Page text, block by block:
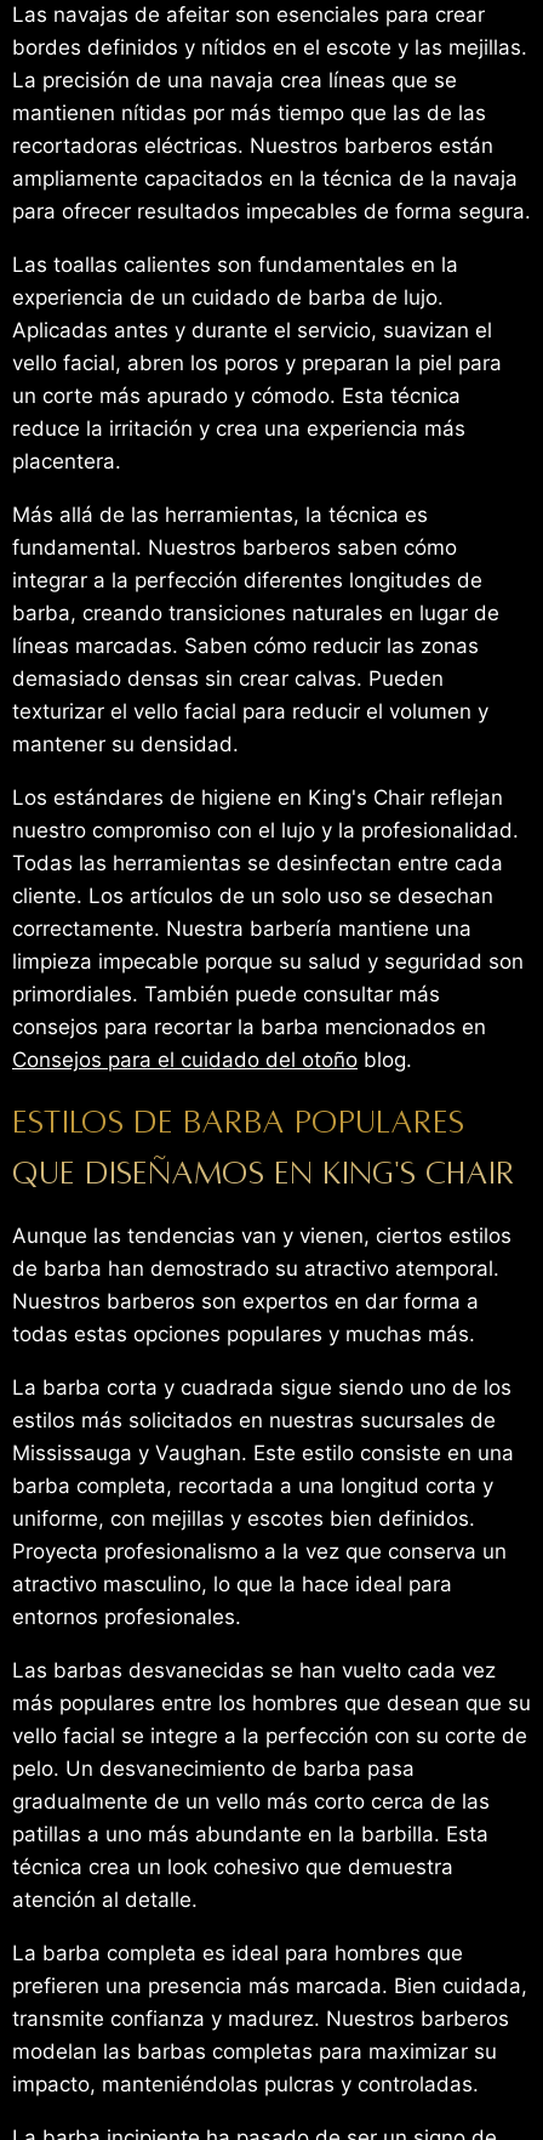
Las navajas de afeitar son esenciales para crear
bordes definidos y nítidos en el escote y las mejillas.
La precisión de una navaja crea líneas que se
mantienen nítidas por más tiempo que las de las
recortadoras eléctricas. Nuestros barberos están
ampliamente capacitados en la técnica de la navaja
para ofrecer resultados impecables de forma segura.
Las toallas calientes son fundamentales en la
experiencia de un cuidado de barba de lujo.
Aplicadas antes y durante el servicio, suavizan el
vello facial, abren los poros y preparan la piel para
un corte más apurado y cómodo. Esta técnica
reduce la irritación y crea una experiencia más
placentera.
Más allá de las herramientas, la técnica es
fundamental. Nuestros barberos saben cómo
integrar a la perfección diferentes longitudes de
barba, creando transiciones naturales en lugar de
líneas marcadas. Saben cómo reducir las zonas
demasiado densas sin crear calvas. Pueden
texturizar el vello facial para reducir el volumen y
mantener su densidad.
Los estándares de higiene en King's Chair reflejan
nuestro compromiso con el lujo y la profesionalidad.
Todas las herramientas se desinfectan entre cada
cliente. Los artículos de un solo uso se desechan
correctamente. Nuestra barbería mantiene una
limpieza impecable porque su salud y seguridad son
primordiales. También puede consultar más
consejos para recortar la barba mencionados en
Consejos para el cuidado del otoño blog.
Estilos de barba populares
que diseñamos en King's Chair
Aunque las tendencias van y vienen, ciertos estilos
de barba han demostrado su atractivo atemporal.
Nuestros barberos son expertos en dar forma a
todas estas opciones populares y muchas más.
La barba corta y cuadrada sigue siendo uno de los
estilos más solicitados en nuestras sucursales de
Mississauga y Vaughan. Este estilo consiste en una
barba completa, recortada a una longitud corta y
uniforme, con mejillas y escotes bien definidos.
Proyecta profesionalismo a la vez que conserva un
atractivo masculino, lo que la hace ideal para
entornos profesionales.
Las barbas desvanecidas se han vuelto cada vez
más populares entre los hombres que desean que su
vello facial se integre a la perfección con su corte de
pelo. Un desvanecimiento de barba pasa
gradualmente de un vello más corto cerca de las
patillas a uno más abundante en la barbilla. Esta
técnica crea un look cohesivo que demuestra
atención al detalle.
La barba completa es ideal para hombres que
prefieren una presencia más marcada. Bien cuidada,
transmite confianza y madurez. Nuestros barberos
modelan las barbas completas para maximizar su
impacto, manteniéndolas pulcras y controladas.